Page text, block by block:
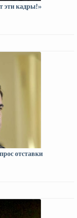
эти кадры!»
отставки